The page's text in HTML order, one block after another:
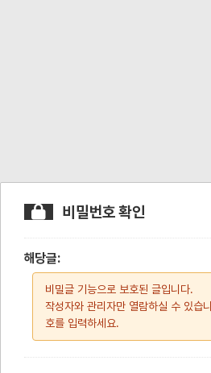
비밀번호 확인
해당글:
비밀글 기능으로 보호된 글입니다.
작성자와 관리자만 열람하실 수 있습
호를 입력하세요.